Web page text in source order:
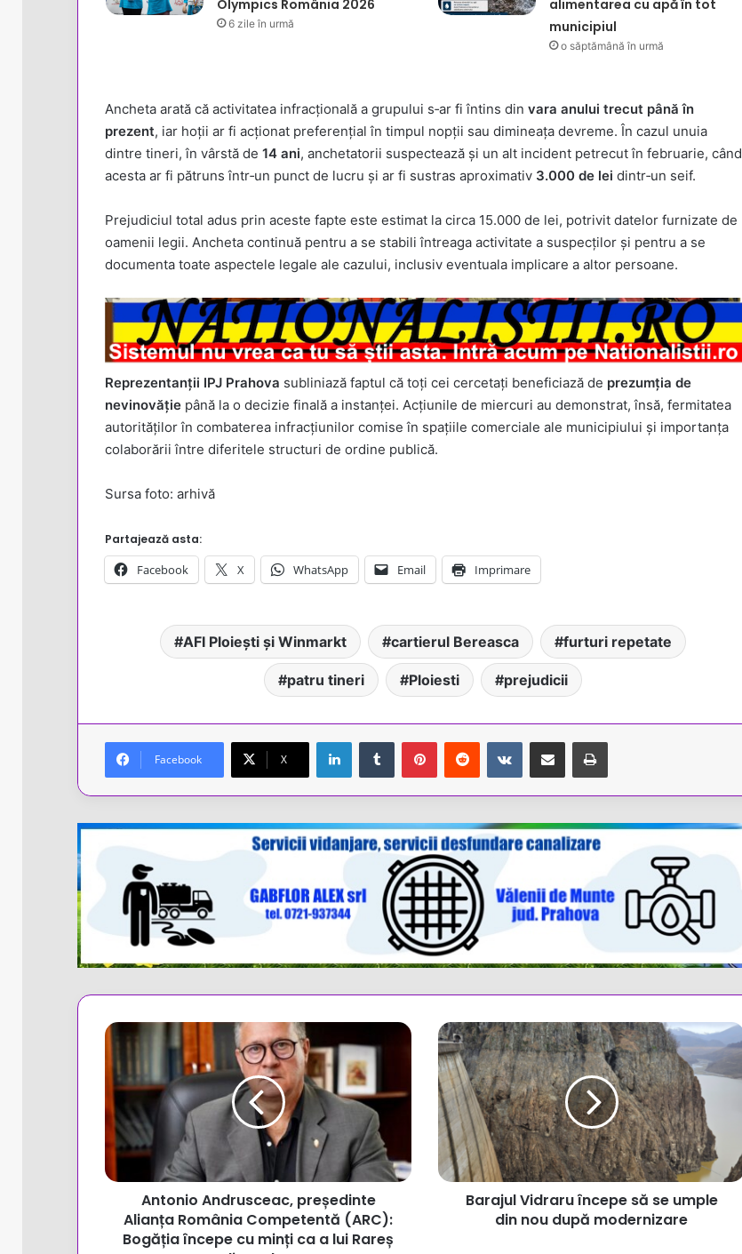
Olympics România 2026
6 zile în urmă
alimentarea cu apă în tot
municipiul
o săptămână în urmă
Ancheta arată că activitatea infracțională a grupului s‑ar fi întins din vara anului trecut până în
prezent, iar hoții ar fi acționat preferențial în timpul nopții sau dimineața devreme. În cazul unuia
dintre tineri, în vârstă de 14 ani, anchetatorii suspectează și un alt incident petrecut în februarie, când
acesta ar fi pătruns într‑un punct de lucru și ar fi sustras aproximativ 3.000 de lei dintr‑un seif.
Prejudiciul total adus prin aceste fapte este estimat la circa 15.000 de lei, potrivit datelor furnizate de
oamenii legii. Ancheta continuă pentru a se stabili întreaga activitate a suspecților și pentru a se
documenta toate aspectele legale ale cazului, inclusiv eventuala implicare a altor persoane.
Reprezentanții IPJ Prahova subliniază faptul că toți cei cercetați beneficiază de prezumția de
nevinovăție până la o decizie finală a instanței. Acțiunile de miercuri au demonstrat, însă, fermitatea
autorităților în combaterea infracțiunilor comise în spațiile comerciale ale municipiului și importanța
colaborării între diferitele structuri de ordine publică.
Sursa foto: arhivă
Partajează asta:
Facebook X WhatsApp Email Imprimare
AFI Ploiești și Winmarkt cartierul Bereasca furturi repetate
patru tineri Ploiesti prejudicii
Facebook X
LinkedInTumblr PinterestReddit VKontakteShare via Email Tipărește
Antonio
Andrusceac,
Alianța
România
Competentă
(ARC):
Bogăția
începe
minți
Antonio Andrusceac, președinte
Alianța România Competentă (ARC):
Bogăția începe cu minți ca a lui Rareș
Barajul
Vidraru
începe
să
se
umple
din
nou
după
modernizare
Barajul Vidraru începe să se umple
din nou după modernizare